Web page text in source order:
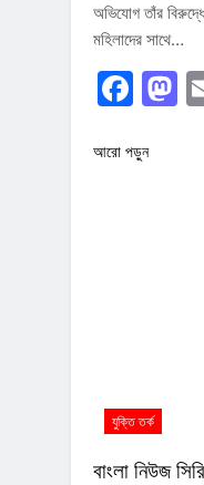
অভিযোগ তাঁর
মহিলাদের সাথে…
আরো পড়ুন
যুক্তি তর্ক
বাংলা নিউজ